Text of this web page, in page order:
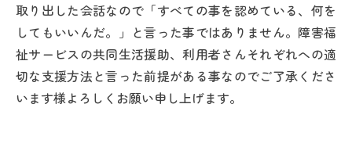
取り出した会話なので「すべての事を認めている、何を
してもいいんだ。」と言った事ではありません。障害福
祉サービスの共同生活援助、利用者さんそれぞれへの適
切な支援方法と言った前提がある事なのでご了承くださ
います様よろしくお願い申し上げます。